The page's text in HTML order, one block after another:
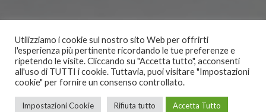
© Copyright - riccardoredaelli - P.IVA 03564570137 - Powered By
Speedigital
Utilizziamo i cookie sul nostro sito Web per offrirti
l'esperienza più pertinente ricordando le tue preferenze e
ripetendo le visite. Cliccando su "Accetta tutto", acconsenti
all'uso di TUTTI i cookie. Tuttavia, puoi visitare "Impostazioni
cookie" per fornire un consenso controllato.
Impostazioni Cookie Rifiuta tutto Accetta Tutto